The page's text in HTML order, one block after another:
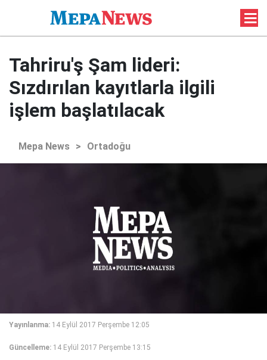
Tahriru'ş Şam lideri:
Sızdırılan kayıtlarla ilgili
işlem başlatılacak
Mepa News > Ortadoğu
Yayınlanma: 14 Eylül 2017 Perşembe 12:05
Güncelleme: 14 Eylül 2017 Perşembe 13:15